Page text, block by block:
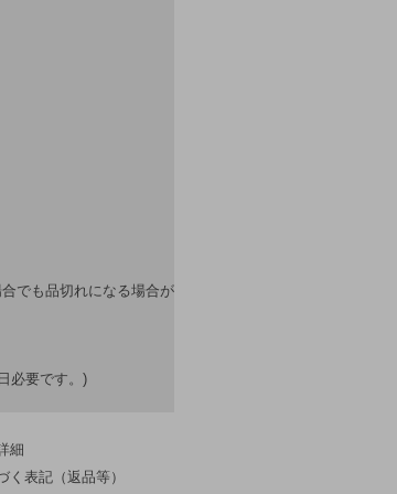
でも品切れになる場合が
必要です。)
細
く表記（返品等）